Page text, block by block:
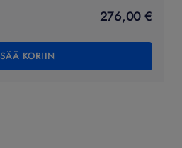
276,00 €
KORIIN